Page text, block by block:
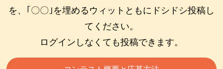
を、 ｢〇〇｣を埋めるウィットともにドシドシ投稿し
てください。
ログインしなくても投稿できます。